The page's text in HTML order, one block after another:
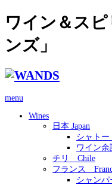
ワイン＆ス
ンズ」
menu
Wines
日本 Japan
シャトー
ワイン余
チリ Chile
フランス
シャンパ